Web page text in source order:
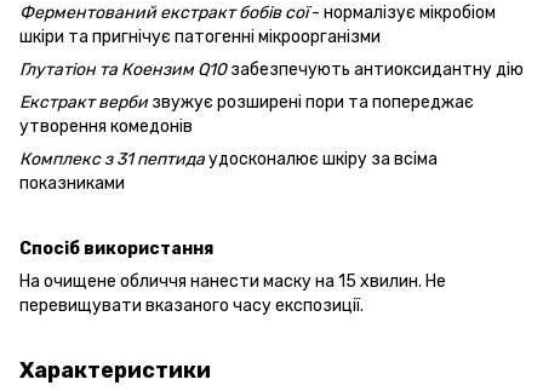
Ферментований екстракт бобів сої- нормалізує мікробіом
шкіри та пригнічує патогенні мікроорганізми
Глутатіон та Коензим Q10забезпечують антиоксидантну дію
Екстракт вербизвужує розширені пори та попереджає
утворення комедонів
Комплекс з 31 пептидаудосконалює шкіру за всіма
показниками
Спосіб використання
На очищене обличчя нанести маску на 15 хвилин. Не
перевищувати вказаного часу експозиції.
Характеристики